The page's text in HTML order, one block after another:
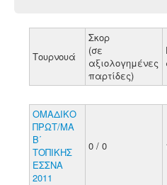
Τουρνουά
Σκορ
(σε
αξιολογημένες
παρτίδες)
ΟΜΑΔΙΚΟ
ΠΡΩΤ/ΜΑ
Β΄
ΤΟΠΙΚΗΣ
ΕΣΣΝΑ
2011
0 / 0